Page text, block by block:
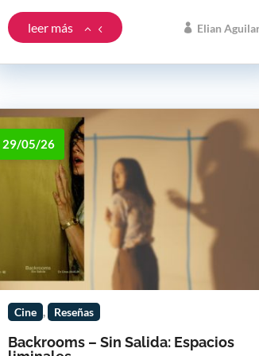
Elian
leer más
Backrooms – Sin Salida: Espacios
29/05/26
Cine , Reseñas